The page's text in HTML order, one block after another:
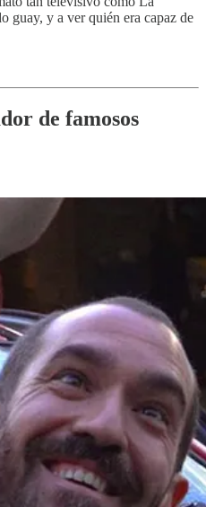
guay, y a ver quién era capaz de
de famosos